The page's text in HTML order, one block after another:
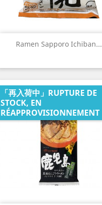
Ramen Sapporo Ichiban...
「再入荷中」RUPTURE DE
STOCK, EN
RÉAPPROVISIONNEMENT